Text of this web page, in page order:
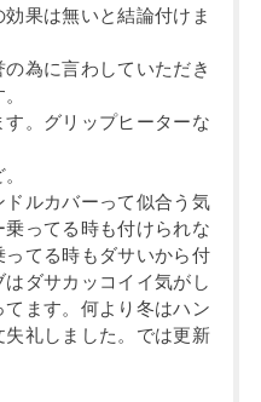
果は無いと結論付けま
為に言わしていただき
。グリップヒーターな
ルカバーって似合う気
ってる時も付けられな
てる時もダサいから付
ダサカッコイイ気がし
ます。何より冬はハン
失礼しました。では更新